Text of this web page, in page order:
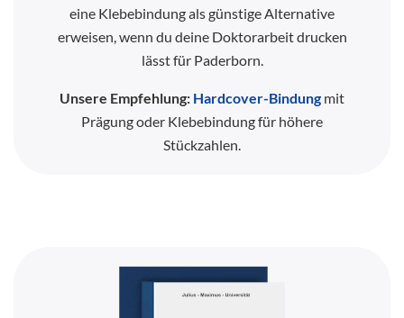
eine Klebebindung als günstige Alternative
erweisen, wenn du deine Doktorarbeit drucken
lässt für Paderborn.
Unsere Empfehlung: Hardcover-Bindung mit
Prägung oder Klebebindung für höhere
Stückzahlen.